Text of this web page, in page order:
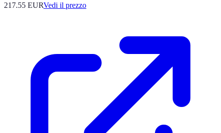
217.55 EURVedi il prezzo